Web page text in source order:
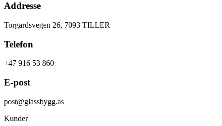
Addresse
Torgardsvegen 26, 7093 TILLER
Telefon
+47 916 53 860
E-post
post@glassbygg.as
Kunder